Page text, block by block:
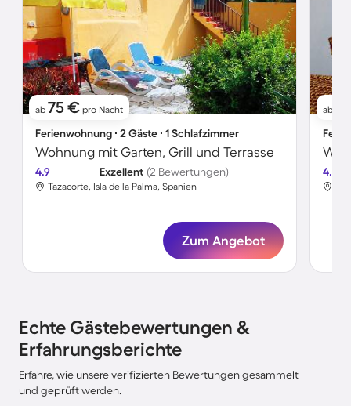
ab 75 € pro Nacht
Ferienwohnung ∙ 2 Gäste ∙ 1 Schlafzimmer
Wohnung mit Garten, Grill und Terrasse
4.9 Exzellent (2 Bewertungen)
Tazacorte, Isla de la Palma, Spanien
Zum Angebot
ab
4.6
Echte Gästebewertungen &
Erfahrungsberichte
Erfahre, wie unsere verifizierten Bewertungen gesammelt
und geprüft werden.